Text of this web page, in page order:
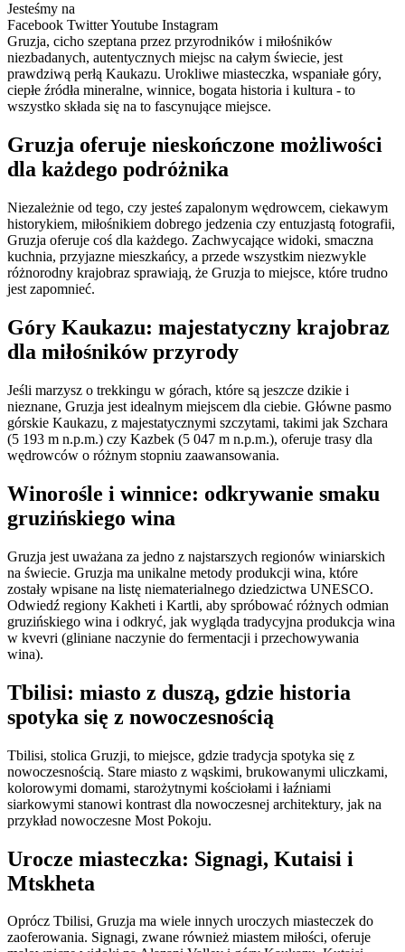
Jesteśmy na
Facebook TwitterYoutube Instagram
Gruzja, cicho szeptana przez przyrodników i miłośników
niezbadanych, autentycznych miejsc na całym świecie, jest
prawdziwą perłą Kaukazu. Urokliwe miasteczka, wspaniałe góry,
ciepłe źródła mineralne, winnice, bogata historia i kultura - to
wszystko składa się na to fascynujące miejsce.
Gruzja oferuje nieskończone możliwości
dla każdego podróżnika
Niezależnie od tego, czy jesteś zapalonym wędrowcem, ciekawym
historykiem, miłośnikiem dobrego jedzenia czy entuzjastą fotografii,
Gruzja oferuje coś dla każdego. Zachwycające widoki, smaczna
kuchnia, przyjazne mieszkańcy, a przede wszystkim niezwykle
różnorodny krajobraz sprawiają, że Gruzja to miejsce, które trudno
jest zapomnieć.
Góry Kaukazu: majestatyczny krajobraz
dla miłośników przyrody
Jeśli marzysz o trekkingu w górach, które są jeszcze dzikie i
nieznane, Gruzja jest idealnym miejscem dla ciebie. Główne pasmo
górskie Kaukazu, z majestatycznymi szczytami, takimi jak Szchara
(5 193 m n.p.m.) czy Kazbek (5 047 m n.p.m.), oferuje trasy dla
wędrowców o różnym stopniu zaawansowania.
Winorośle i winnice: odkrywanie smaku
gruzińskiego wina
Gruzja jest uważana za jedno z najstarszych regionów winiarskich
na świecie. Gruzja ma unikalne metody produkcji wina, które
zostały wpisane na listę niematerialnego dziedzictwa UNESCO.
Odwiedź regiony Kakheti i Kartli, aby spróbować różnych odmian
gruzińskiego wina i odkryć, jak wygląda tradycyjna produkcja wina
w kvevri (gliniane naczynie do fermentacji i przechowywania
wina).
Tbilisi: miasto z duszą, gdzie historia
spotyka się z nowoczesnością
Tbilisi, stolica Gruzji, to miejsce, gdzie tradycja spotyka się z
nowoczesnością. Stare miasto z wąskimi, brukowanymi uliczkami,
kolorowymi domami, starożytnymi kościołami i łaźniami
siarkowymi stanowi kontrast dla nowoczesnej architektury, jak na
przykład nowoczesne Most Pokoju.
Urocze miasteczka: Signagi, Kutaisi i
Mtskheta
Oprócz Tbilisi, Gruzja ma wiele innych uroczych miasteczek do
zaoferowania. Signagi, zwane również miastem miłości, oferuje